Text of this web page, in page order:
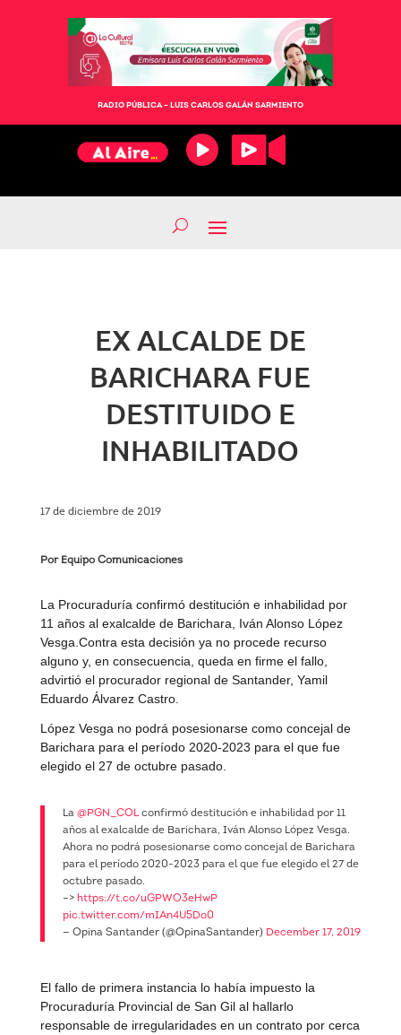
RADIO PÚBLICA – LUIS CARLOS GALÁN SARMIENTO
EX ALCALDE DE
BARICHARA FUE
DESTITUIDO E
INHABILITADO
17 de diciembre de 2019
Por Equipo Comunicaciones
La Procuraduría confirmó destitución e inhabilidad por
11 años al exalcalde de Barichara, Iván Alonso López
Vesga. Contra esta decisión ya no procede recurso
alguno y, en consecuencia, queda en firme el fallo,
advirtió el procurador regional de Santander, Yamil
Eduardo Álvarez Castro.
López Vesga no podrá posesionarse como concejal de
Barichara para el período 2020-2023 para el que fue
elegido el 27 de octubre pasado.
La @PGN_COLconfirmó destitución e inhabilidad por 11
años al exalcalde de Barichara, Iván Alonso López Vesga.
Ahora no podrá posesionarse como concejal de Barichara
para el período 2020-2023 para el que fue elegido el 27 de
octubre pasado.
–> https://t.co/uGPWO3eHwP
pic.twitter.com/mIAn4U5Do0
— Opina Santander (@OpinaSantander) December 17, 2019
El fallo de primera instancia lo había impuesto la
Procuraduría Provincial de San Gil al hallarlo
responsable de irregularidades en un contrato por cerca